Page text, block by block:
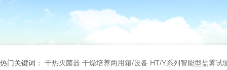
热门关键词： 干热灭菌器 干燥培养两用箱/设备 HT/Y系列智能型盐雾试